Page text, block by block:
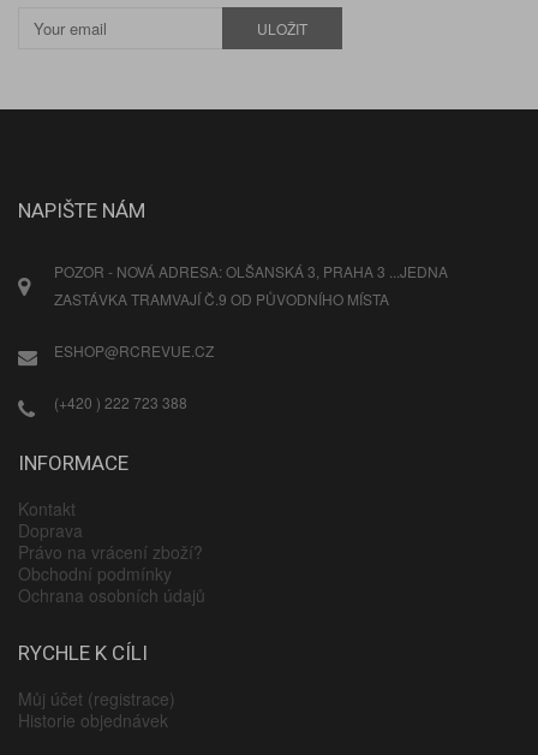
ULOŽIT
NAPIŠTE NÁM
POZOR - NOVÁ ADRESA: OLŠANSKÁ 3, PRAHA 3 ...JEDNA
ZASTÁVKA TRAMVAJÍ Č.9 OD PŮVODNÍHO MÍSTA
ESHOP@RCREVUE.CZ
(+420 ) 222 723 388
INFORMACE
Kontakt
Doprava
Právo na vrácení zboží?
Obchodní podmínky
Ochrana osobních údajů
RYCHLE K CÍLI
Můj účet (registrace)
Historie objednávek